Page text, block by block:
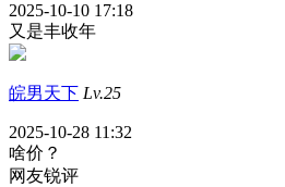
2025-10-10 17:18
又是丰收年
皖男天下 Lv.25
2025-10-28 11:32
啥价？
网友锐评